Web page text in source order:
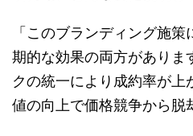
「このブランディング施
期的な効果の両方がありま
クの統一により成約率が上
値の向上で価格競争から脱